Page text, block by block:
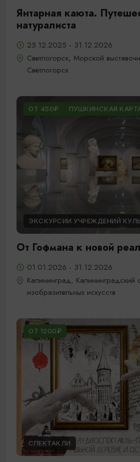
Янтарная каюта.
натуралиста
25.12.2025 - 31.12.2026
Светлогорск, Морской
Светлогорск
ОТ 450₽ ПУШКИНСКАЯ
ЭКСКУРСИИ УЧРЕЖДЕНИЙ
От Гофмана к новой
01.01.2026 - 31.12.2026
Калининград, Калининградский
изобразительных искусств
ОТ 1200₽
СПЕКТАКЛИ